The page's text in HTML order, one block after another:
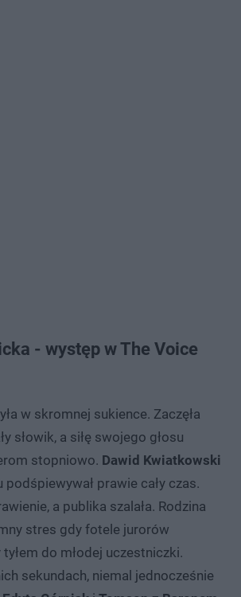
- występ w The Voice
w skromnej sukience. Zaczęła
słowik, a siłę swojego głosu
stopniowo. Dawid Kwiatkowski
prawie cały czas.
a publika szalała. Rodzina
stres gdy fotele jurorów
tyłem do młodej uczestniczki.
sekundach, niemal jednocześnie